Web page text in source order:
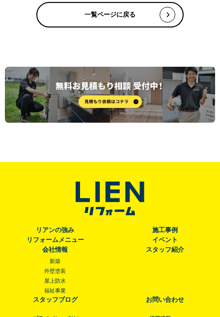
一覧ページに戻る
リアンの強み
施工事例
リフォームメニュー
イベント
会社情報
新築
外壁塗装
屋上防水
福祉事業
スタッフ紹介
スタッフブログ お問い合わせ